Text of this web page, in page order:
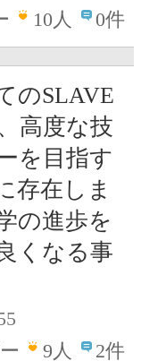
10人 0件
のSLAVE
高度な技
を目指す
存在しま
の進歩を
くなる事
9人 2件